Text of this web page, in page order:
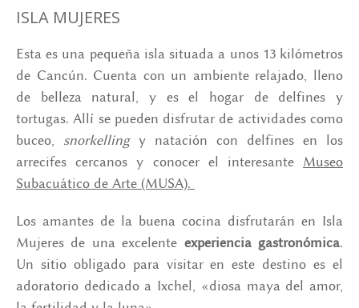
ISLA MUJERES
Esta es una pequeña isla situada a unos 13 kilómetros
de Cancún. Cuenta con un ambiente relajado, lleno
de belleza natural, y es el hogar de delfines y
tortugas. Allí se pueden disfrutar de actividades como
buceo, snorkellingy natación con delfines en los
arrecifes cercanos y conocer el interesante Museo
Subacuático de Arte (MUSA).
Los amantes de la buena cocina disfrutarán en Isla
Mujeres de una excelente experiencia gastronómica.
Un sitio obligado para visitar en este destino es el
adoratorio dedicado a Ixchel, «diosa maya del amor,